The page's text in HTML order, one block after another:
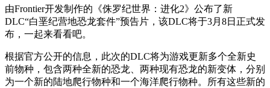
由Frontier开发制作的 《侏罗纪世界：进化2》公布了新
DLC“白垩纪营地恐龙套件”预告片，该DLC将于3月8日正式发
布，一起来看看吧。
根据官方公开的信息，此次的DLC将为游戏更新多个全新史
前物种，包含两种全新的恐龙、两种现有恐龙的新变体，分别
为一个新的陆地爬行物种和一个海洋爬行物种。所有这些新的